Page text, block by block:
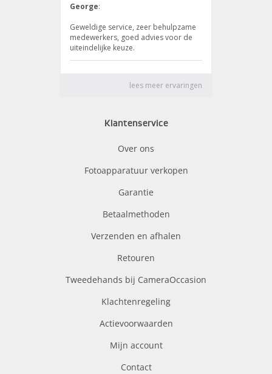
Klantenservice
Over ons
Fotoapparatuur verkopen
Garantie
Betaalmethoden
Verzenden en afhalen
Retouren
Tweedehands bij CameraOccasion
Klachtenregeling
Actievoorwaarden
Mijn account
Contact